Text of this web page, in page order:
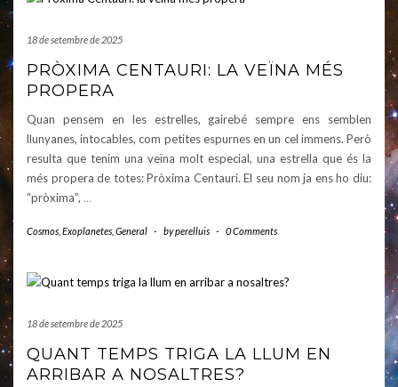
18 de setembre de 2025
PRÒXIMA CENTAURI: LA VEÏNA MÉS
PROPERA
Quan pensem en les estrelles, gairebé sempre ens semblen
llunyanes, intocables, com petites espurnes en un cel immens. Però
resulta que tenim una veïna molt especial, una estrella que és la
més propera de totes: Pròxima Centauri. El seu nom ja ens ho diu:
“pròxima”, …
Cosmos Exoplanetes General - byperelluis - 0 Comments
18 de setembre de 2025
QUANT TEMPS TRIGA LA LLUM EN
ARRIBAR A NOSALTRES?